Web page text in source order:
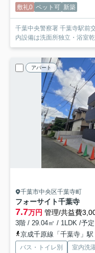
敷礼0 ペット可 新築
千葉中央警察署 千葉寺駅前
内設備は洗面所独立・浴室
アパート
千葉市中央区千葉寺町
フォーサイト千葉寺
7.7万円 管理/共益費
3階 / 29.04㎡ / 1LDK /予定
京成千原線「千葉寺」
バス・トイレ別 室内洗